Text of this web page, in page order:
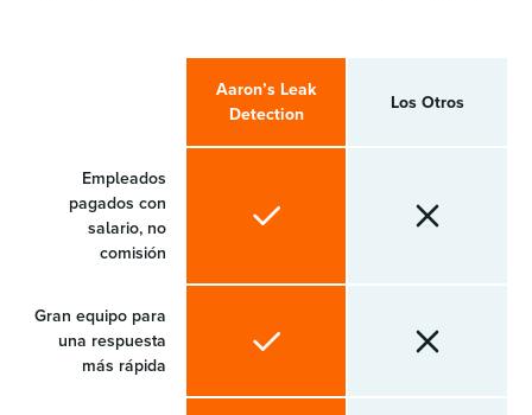
Aaron’s Leak
Detection
Los Otros
Empleados
pagados con
salario, no
comisión
Gran equipo para
una respuesta
más rápida